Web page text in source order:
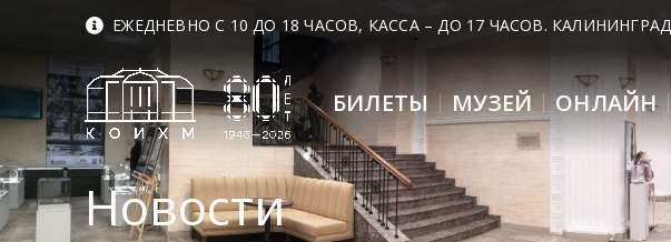
ЕЖЕДНЕВНО С 10 ДО 18 ЧАСОВ, КАССА – ДО 17 ЧАСОВ.
БИЛЕТЫ МУЗЕЙ ОНЛАЙН
Новости